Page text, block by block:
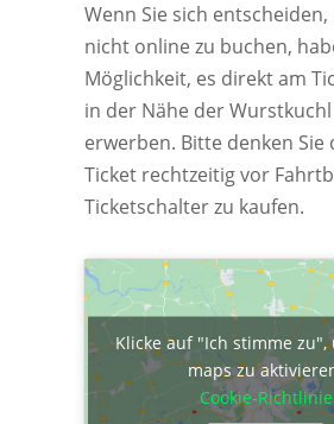
Wenn Sie sich
nicht online zu buchen,
Möglichkeit, es direkt am
in der Nähe der Wurstkuchl
erwerben. Bitte denken Sie
Ticket rechtzeitig vor
Ticketschalter zu kaufen.
Klicke auf "Ich stimme zu",
maps zu
Cookie-Richtlinie